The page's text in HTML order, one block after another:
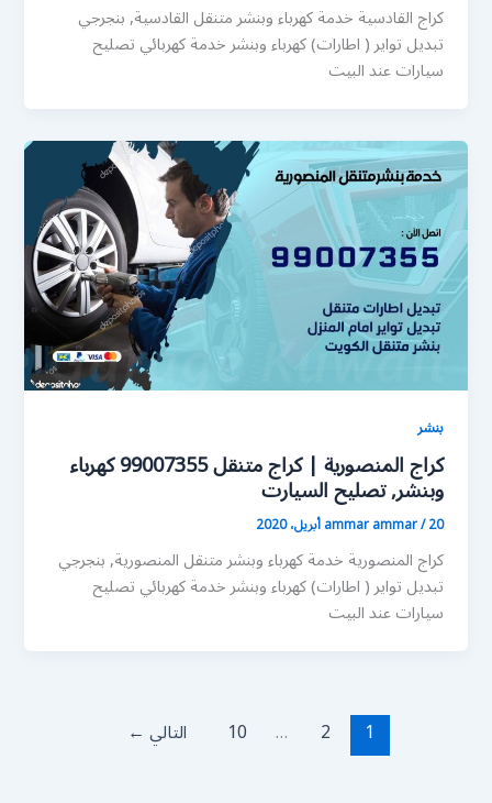
كراج القادسية خدمة كهرباء وبنشر متنقل القادسية, بنجرجي
تبديل تواير ( اطارات) كهرباء وبنشر خدمة كهربائي تصليح
سيارات عند البيت
بنشر
كراج المنصورية | كراج متنقل 99007355 كهرباء
وبنشر, تصليح السيارت
ammar ammar/20 أبريل، 2020
كراج المنصورية خدمة كهرباء وبنشر متنقل المنصورية, بنجرجي
تبديل تواير ( اطارات) كهرباء وبنشر خدمة كهربائي تصليح
سيارات عند البيت
1
2
…
10 التالي ←